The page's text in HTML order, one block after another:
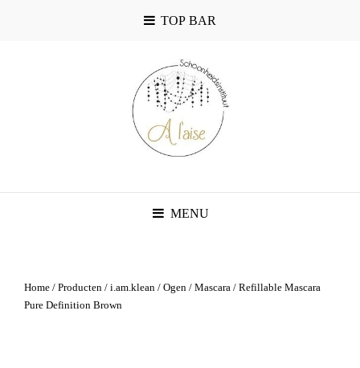
TOP BAR
MENU
Home / Producten / i.am.klean / Ogen / Mascara / Refillable Mascara
Pure Definition Brown